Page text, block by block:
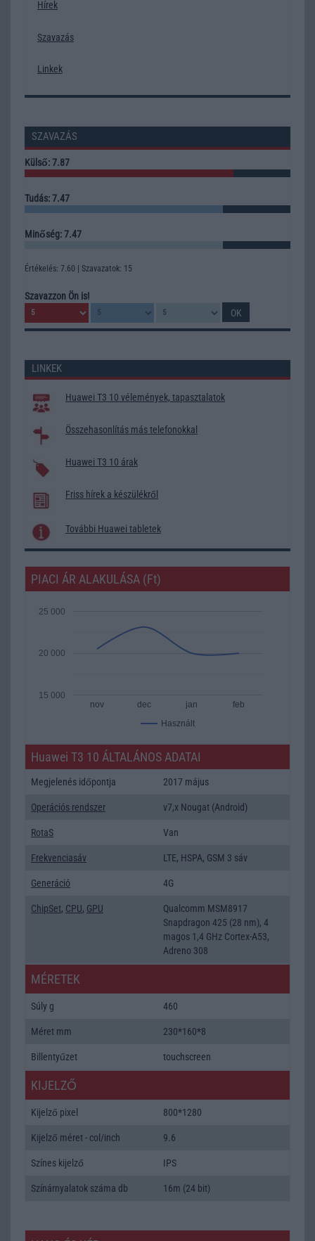
Hírek
Szavazás
Linkek
SZAVAZÁS
Külső: 7.87
Tudás: 7.47
Minőség: 7.47
Értékelés: 7.60 | Szavazatok: 15
Szavazzon Ön is!
LINKEK
Huawei T3 10 vélemények, tapasztalatok
Összehasonlítás más telefonokkal
Huawei T3 10 árak
Friss hírek a készülékről
További Huawei tabletek
PIACI ÁR ALAKULÁSA (Ft)
Használt
nov dec jan feb
15 000
20 000
25 000
Huawei T3 10 ÁLTALÁNOS ADATAI
Megjelenés időpontja 2017 május
Operációs rendszer v7,x Nougat (Android)
RotaS Van
Frekvenciasáv LTE, HSPA, GSM 3 sáv
Generáció 4G
ChipSet, CPU, GPU
Qualcomm MSM8917
Snapdragon 425 (28 nm), 4
magos 1,4 GHz Cortex-A53,
Adreno 308
MÉRETEK
Súly g 460
Méret mm 230*160*8
Billentyűzet touchscreen
KIJELZŐ
Kijelző pixel 800*1280
Kijelző méret - col/inch 9.6
Színes kijelző IPS
Színárnyalatok száma db 16m (24 bit)